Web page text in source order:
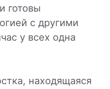
готовы
с другими
у всех одна
находящаяся